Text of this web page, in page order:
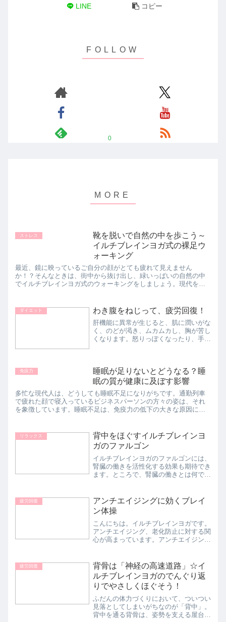
LINE コピー
0
ストレス
靴を脱いで自然の中を歩こう～
イルチブレインヨガ式の裸足ウ
ォーキング
最近、鏡に映っているご自分の顔がとても疲れて見えません
か！？そんなときは、街中から抜け出し、緑いっぱいの自然の中
でイルチブレインヨガ式のウォーキングをしましょう。現代を生
ダイエット わき腹をねじって、疲労回復！
肝機能に異常が生じると、肌に潤いがな
く、のどが渇き、ムカムカし、胸が苦し
くなります。怒りっぽくなったり、手の
乾きます。 「足を上げ、手...
免疫力
睡眠が足りないとどうなる？睡
眠の質が健康に及ぼす影響
多忙な現代人は、どうしても睡眠不足になりがちです。通勤列車
で疲れた顔で寝入っているビジネスパーソンの方々の姿は、それ
を象徴しています。睡眠不足は、免疫力の低下の大きな原因にな
リラックス
背中をほぐすイルチブレインヨ
ガのファルゴン
イルチブレインヨガのファルゴンには、
腎臓の働きを活性化する効果も期待でき
ます。ところで、腎臓の働きとは何でし
出する臓器です。血液にフィルターをか
けて老廃物や塩分を取り出...
疲労回復
アンチエイジングに効くブレイ
ン体操
こんにちは。イルチブレインヨガです。
アンチエイジング、老化防止に対する関
心が高まっています。アンチエイジング
らかくすることがポイントです。前屈が
よくできる人は内臓の働き...
疲労回復
背骨は「神経の高速道路」☆イ
ルチブレインヨガのでんぐり返
りでやさしくほぐそう！
ふだんの体力づくりにおいて、ついつい
見落としてしまいがちなのが「背中」。
背中を通る背骨は、姿勢を支える屋台骨